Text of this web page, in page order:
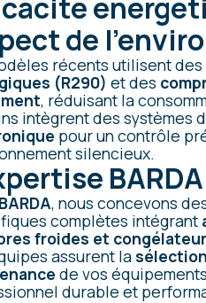
de
récents utilisent des
(R290) et des
, réduisant la
intègrent des systèmes
pour un contrôle
silencieux.
BARDA, nous concevons
complètes intégrant
froides et
assurent la
de vos
durable et